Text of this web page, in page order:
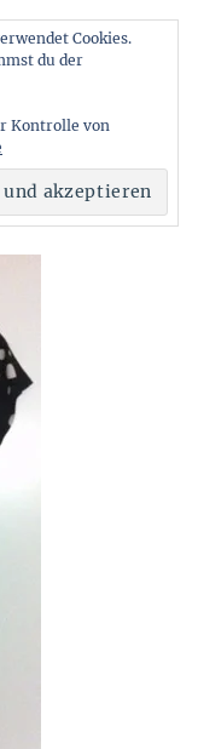
Cookies.
du der
Kontrolle von